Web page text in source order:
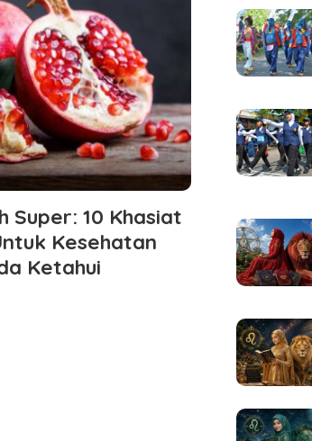
Super: 10 Khasiat
Kesehatan
Ketahui